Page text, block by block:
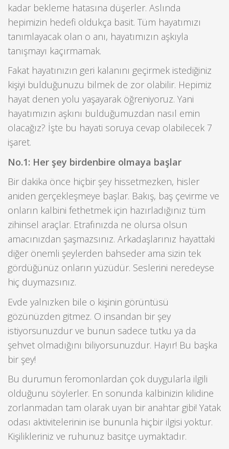
kadar bekleme hatasına düşerler. Aslında
hepimizin hedefi oldukça basit. Tüm hayatımızı
tanımlayacak olan o anı, hayatımızın aşkıyla
tanışmayı kaçırmamak.
Fakat hayatınızın geri kalanını geçirmek istediğiniz
kişiyi bulduğunuzu bilmek de zor olabilir. Hepimiz
hayat denen yolu yaşayarak öğreniyoruz. Yani
hayatımızın aşkını bulduğumuzdan nasıl emin
olacağız? İşte bu hayati soruya cevap olabilecek 7
işaret.
No.1: Her şey birdenbire olmaya başlar
Bir dakika önce hiçbir şey hissetmezken, hisler
aniden gerçekleşmeye başlar. Bakış, baş çevirme ve
onların kalbini fethetmek için hazırladığınız tüm
zihinsel araçlar. Etrafınızda ne olursa olsun
amacınızdan şaşmazsınız. Arkadaşlarınız hayattaki
diğer önemli şeylerden bahseder ama sizin tek
gördüğünüz onların yüzüdür. Seslerini neredeyse
hiç duymazsınız.
Evde yalnızken bile o kişinin görüntüsü
gözünüzden gitmez. O insandan bir şey
istiyorsunuzdur ve bunun sadece tutku ya da
şehvet olmadığını biliyorsunuzdur. Hayır! Bu başka
bir şey!
Bu durumun feromonlardan çok duygularla ilgili
olduğunu söylerler. En sonunda kalbinizin kilidine
zorlanmadan tam olarak uyan bir anahtar gibi! Yatak
odası aktivitelerinin ise bununla hiçbir ilgisi yoktur.
Kişilikleriniz ve ruhunuz basitçe uymaktadır.